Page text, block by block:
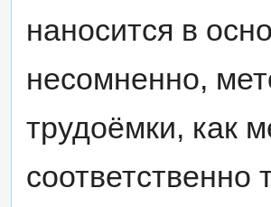
наносится в
несомненно,
трудоёмки, как
соответственно